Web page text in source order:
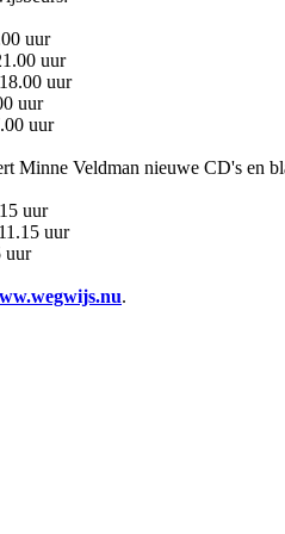
uur
uur
uur
uur
uur
Minne Veldman nieuwe CD's en
uur
uur
uur
.